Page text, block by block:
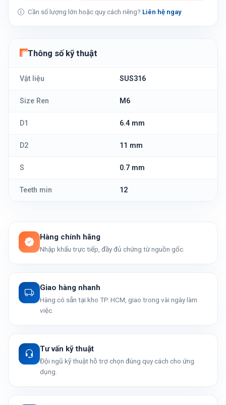
Cần số lượng lớn hoặc quy cách riêng? Liên hệ ngay
Thông số kỹ thuật
Vật liệu SUS316
Size Ren M6
D1 6.4 mm
D2 11 mm
S 0.7 mm
Teeth min 12
Hàng chính hãng
Nhập khẩu trực tiếp, đầy đủ chứng từ nguồn gốc.
Giao hàng nhanh
Hàng có sẵn tại kho TP. HCM, giao trong vài ngày làm
việc.
Tư vấn kỹ thuật
Đội ngũ kỹ thuật hỗ trợ chọn đúng quy cách cho ứng
dụng.